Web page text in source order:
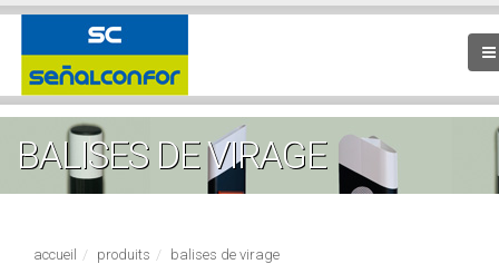
BALISES DE VIRAGE
accueil produits
balises de virage